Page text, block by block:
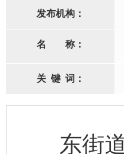
发布机构：
名 称：
关 键 词：
东街